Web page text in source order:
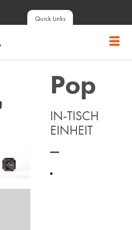
Quick Links
Pop
IN-TISCH
EINHEIT